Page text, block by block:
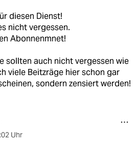
diesen Dienst!
nicht vergessen.
Abonnenmnet!
sollten auch nicht vergessen wie
viele Beitzräge hier schon gar
sondern zensiert werden!
Uhr